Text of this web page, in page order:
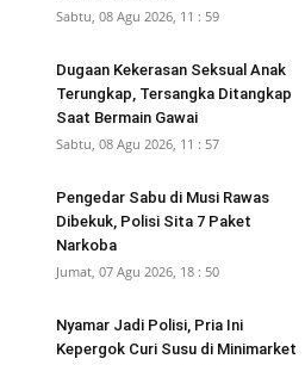
Sabtu, 08 Agu 2026, 11 : 59
Dugaan Kekerasan Seksual Anak
Terungkap, Tersangka Ditangkap
Saat Bermain Gawai
Sabtu, 08 Agu 2026, 11 : 57
Pengedar Sabu di Musi Rawas
Dibekuk, Polisi Sita 7 Paket
Narkoba
Jumat, 07 Agu 2026, 18 : 50
Nyamar Jadi Polisi, Pria Ini
Kepergok Curi Susu di Minimarket